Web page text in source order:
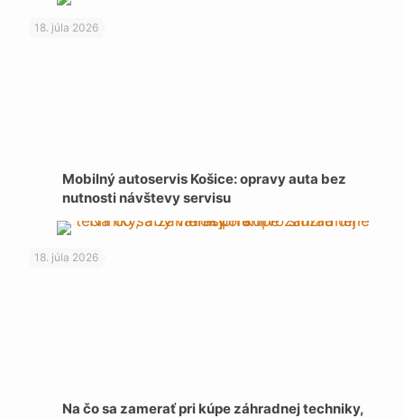
18. júla 2026
Mobilný autoservis Košice: opravy auta bez
nutnosti návštevy servisu
18. júla 2026
Na čo sa zamerať pri kúpe záhradnej techniky,